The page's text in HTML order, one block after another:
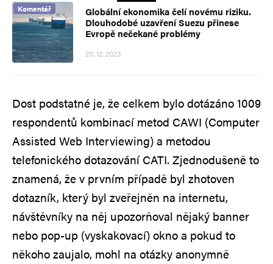
Komentář
Globální ekonomika čelí novému riziku.
Dlouhodobé uzavření Suezu přinese
Evropě nečekané problémy
20. 12. 2023
Dost podstatné je, že celkem bylo dotázáno 1009
respondentů kombinací metod CAWI (Computer
Assisted Web Interviewing) a metodou
telefonického dotazování CATI. Zjednodušeně to
znamená, že v prvním případě byl zhotoven
dotazník, který byl zveřejněn na internetu,
návštěvníky na něj upozorňoval nějaký banner
nebo pop-up (vyskakovací) okno a pokud to
někoho zaujalo, mohl na otázky anonymně